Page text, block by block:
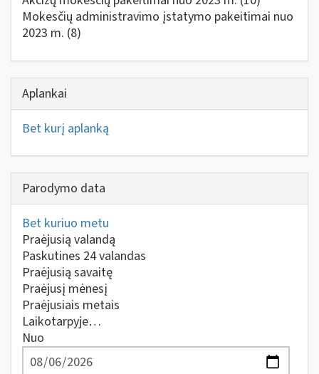
Mokesčių administravimo įstatymo pakeitimai nuo
2023 m. (8)
Aplankai
Bet kurį aplanką
Parodymo data
Bet kuriuo metu
Praėjusią valandą
Paskutines 24 valandas
Praėjusią savaitę
Praėjusį mėnesį
Praėjusiais metais
Laikotarpyje…
Nuo